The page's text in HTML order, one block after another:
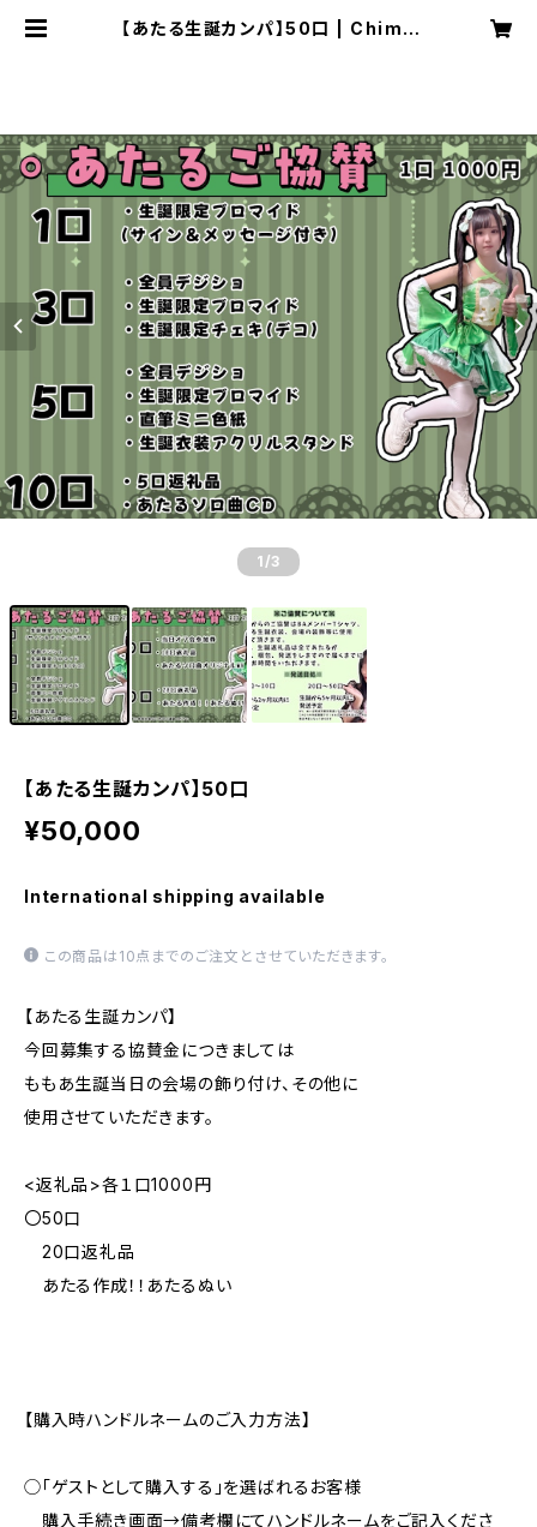
【あたる生誕カンパ】50口 | Chimo
1 /3
【あたる生誕カンパ】50口
¥50,000
International shipping available
この商品は10点までのご注文とさせていただきます。
【あたる生誕カンパ】
今回募集する協賛金につきましては
ももあ生誕当日の会場の飾り付け、その他に
使用させていただきます。
<返礼品>各１口1000円
〇50口
20口返礼品
あたる作成！！あたるぬい
【購入時ハンドルネームのご入力方法】
◯「ゲストとして購入する」を選ばれるお客様
購入手続き画面→備考欄にてハンドルネームをご記入くださ